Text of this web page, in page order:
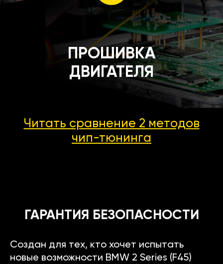
ПРОШИВКА
ДВИГАТЕЛЯ
Читать сравнение 2 методов
чип-тюнинга
ГАРАНТИЯ БЕЗОПАСНОСТИ
Создан для тех, кто хочет испытать
новые возможности BMW 2 Series (F45)